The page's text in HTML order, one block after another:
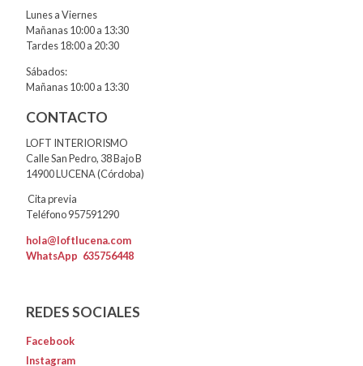
Lunes a Viernes
Mañanas 10:00 a 13:30
Tardes 18:00 a 20:30
Sábados:
Mañanas 10:00 a 13:30
CONTACTO
LOFT INTERIORISMO
Calle San Pedro, 38 Bajo B
14900 LUCENA (Córdoba)
Cita previa
Teléfono 957591290
hola@loftlucena.com
WhatsApp 635756448
REDES SOCIALES
Facebook
Instagram